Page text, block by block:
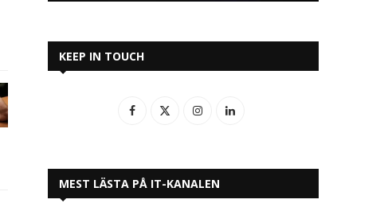
KEEP IN TOUCH
MEST LÄSTA PÅ IT-KANALEN